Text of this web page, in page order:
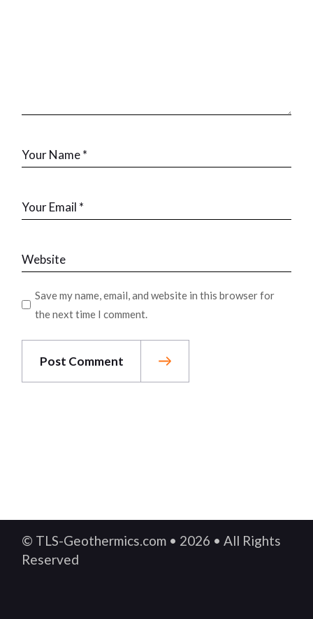
Save my name, email, and website in this browser for
the next time I comment.
Post Comment
© TLS-Geothermics.com • 2026 • All Rights
Reserved